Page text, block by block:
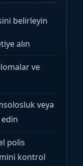
belirleyin
alın
ve
veya
polis
kontrol